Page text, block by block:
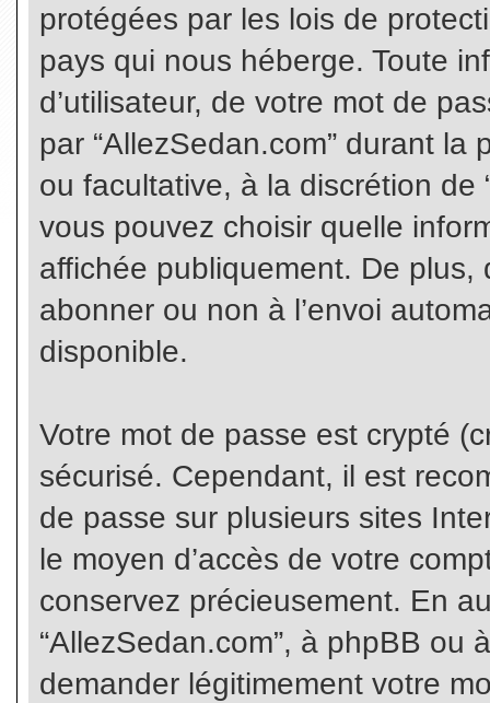
protégées par les lois de
pays qui nous héberge. Toute
d’utilisateur, de votre mot de
par “AllezSedan.com” durant la
ou facultative, à la discrétion de
vous pouvez choisir quelle
affichée publiquement. De plus,
abonner ou non à l’envoi
disponible.
Votre mot de passe est crypté
sécurisé. Cependant, il est
de passe sur plusieurs sites
le moyen d’accès de votre
conservez précieusement. En
“AllezSedan.com”, à phpBB ou
demander légitimement votre